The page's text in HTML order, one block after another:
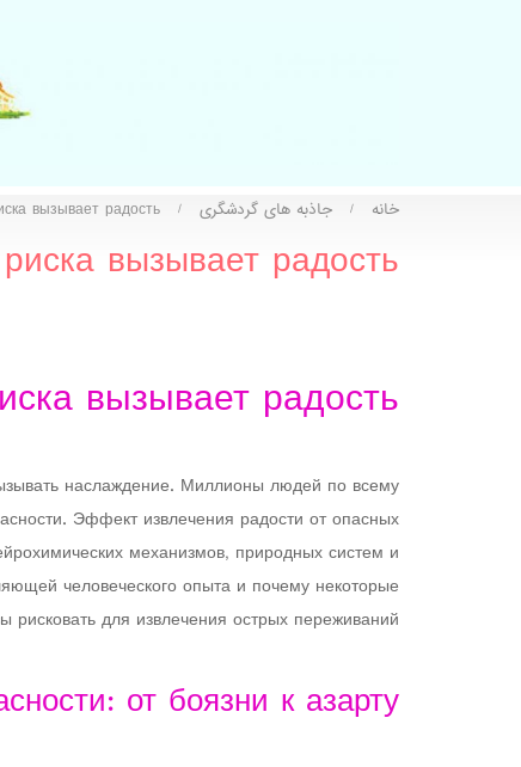
خانه / جاذبه های گردشگری /
вызывает радость
вызывает радость
вызывает радость
наслаждение. Миллионы людей по всему
Эффект извлечения радости от опасных
механизмов, природных систем и
человеческого опыта и почему некоторые
рисковать для извлечения острых переживаний.
от боязни к азарту